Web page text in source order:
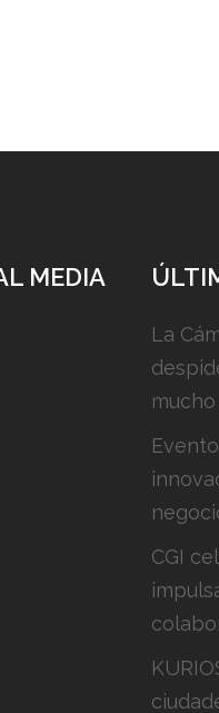
MEDIA
La
CGI